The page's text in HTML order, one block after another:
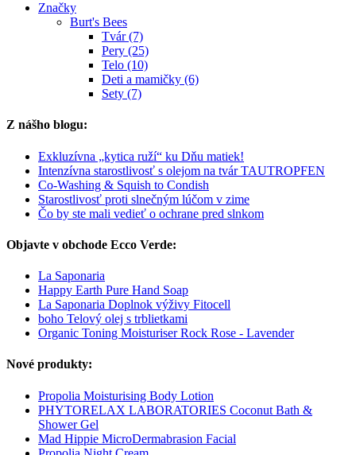
Značky
Burt's Bees
Tvár (7)
Pery (25)
Telo (10)
Deti a mamičky (6)
Sety (7)
Z nášho blogu:
Exkluzívna „kytica ruží“ ku Dňu matiek!
Intenzívna starostlivosť s olejom na tvár TAUTROPFEN
Co-Washing & Squish to Condish
Starostlivosť proti slnečným lúčom v zime
Čo by ste mali vedieť o ochrane pred slnkom
Objavte v obchode Ecco Verde:
La Saponaria
Happy Earth Pure Hand Soap
La Saponaria Doplnok výživy Fitocell
boho Telový olej s trblietkami
Organic Toning Moisturiser Rock Rose - Lavender
Nové produkty:
Propolia Moisturising Body Lotion
PHYTORELAX LABORATORIES Coconut Bath &
Shower Gel
Mad Hippie MicroDermabrasion Facial